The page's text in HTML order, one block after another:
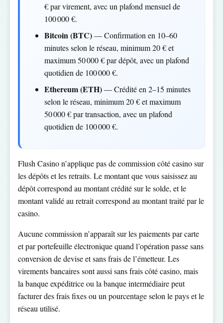
€ par virement, avec un plafond mensuel de
100 000 €.
Bitcoin (BTC)— Confirmation en 10–60
minutes selon le réseau, minimum 20 € et
maximum 50 000 € par dépôt, avec un plafond
quotidien de 100 000 €.
Ethereum (ETH)— Crédité en 2–15 minutes
selon le réseau, minimum 20 € et maximum
50 000 € par transaction, avec un plafond
quotidien de 100 000 €.
Flush Casino n’applique pas de commission côté casino sur
les dépôts et les retraits. Le montant que vous saisissez au
dépôt correspond au montant crédité sur le solde, et le
montant validé au retrait correspond au montant traité par le
casino.
Aucune commission n’apparaît sur les paiements par carte
et par portefeuille électronique quand l’opération passe sans
conversion de devise et sans frais de l’émetteur. Les
virements bancaires sont aussi sans frais côté casino, mais
la banque expéditrice ou la banque intermédiaire peut
facturer des frais fixes ou un pourcentage selon le pays et le
réseau utilisé.